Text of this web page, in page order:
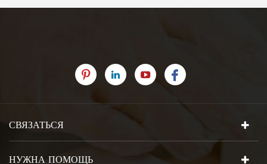
СВЯЗАТЬСЯ
НУЖНА ПОМОЩЬ